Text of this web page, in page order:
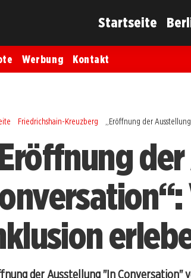
Startseite
Werbung Kontakt
Friedrichshain-Kreuzberg „Eröffnung der
der Ausstellung "In Conversation"